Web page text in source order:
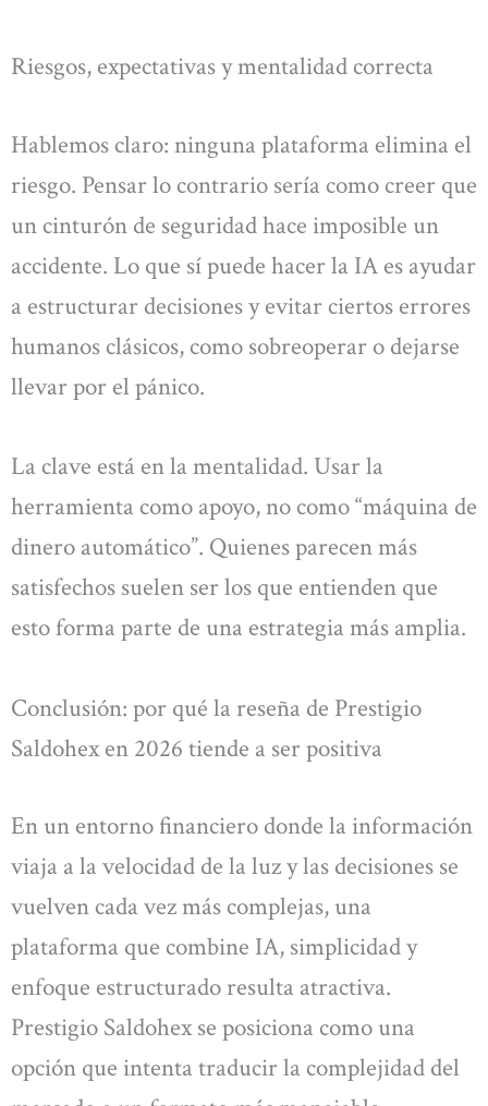
Riesgos, expectativas y mentalidad correcta
Hablemos claro: ninguna plataforma elimina el
riesgo. Pensar lo contrario sería como creer que
un cinturón de seguridad hace imposible un
accidente. Lo que sí puede hacer la IA es ayudar
a estructurar decisiones y evitar ciertos errores
humanos clásicos, como sobreoperar o dejarse
llevar por el pánico.
La clave está en la mentalidad. Usar la
herramienta como apoyo, no como “máquina de
dinero automático”. Quienes parecen más
satisfechos suelen ser los que entienden que
esto forma parte de una estrategia más amplia.
Conclusión: por qué la reseña de Prestigio
Saldohex en 2026 tiende a ser positiva
En un entorno financiero donde la información
viaja a la velocidad de la luz y las decisiones se
vuelven cada vez más complejas, una
plataforma que combine IA, simplicidad y
enfoque estructurado resulta atractiva.
Prestigio Saldohex se posiciona como una
opción que intenta traducir la complejidad del